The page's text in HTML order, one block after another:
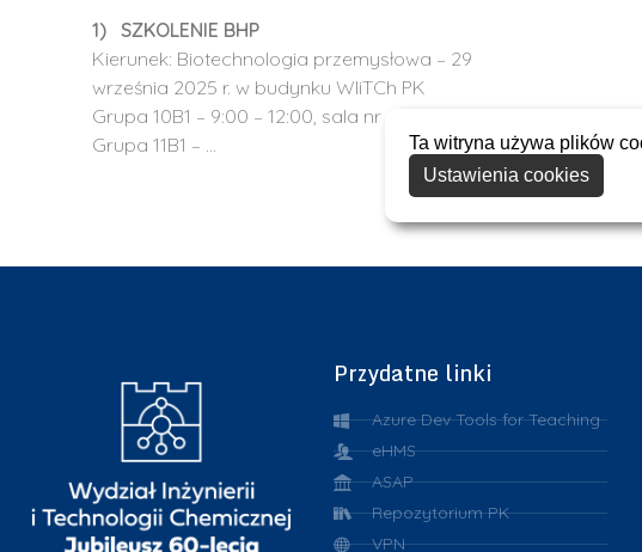
1) SZKOLENIE BHP
Kierunek: Biotechnologia przemysłowa – 29
września 2025 r. w budynku WIiTCh PK
Grupa 10B1 – 9:00 – 12:00, sala nr 402
Grupa 11B1 – …
Przydatne linki
Azure Dev Tools for Teaching
eHMS
ASAP
Repozytorium PK
VPN
Ta witryna używa plików
Ustawienia cookies